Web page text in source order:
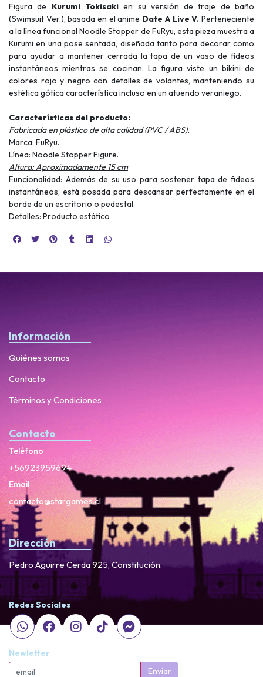
Figura de Kurumi Tokisakien su versión de traje de baño
(Swimsuit Ver.), basada en el anime Date A Live V. Perteneciente
a la línea funcional Noodle Stopper de FuRyu, esta pieza muestra a
Kurumi en una pose sentada, diseñada tanto para decorar como
para ayudar a mantener cerrada la tapa de un vaso de fideos
instantáneos mientras se cocinan. La figura viste un bikini de
colores rojo y negro con detalles de volantes, manteniendo su
estética gótica característica incluso en un atuendo veraniego.
Características del producto:
Fabricada en plástico de alta calidad (PVC / ABS).
Marca: FuRyu.
Línea: Noodle Stopper Figure.
Altura: Aproximadamente 15 cm
Funcionalidad: Además de su uso para sostener tapa de fideos
instantáneos, está posada para descansar perfectamente en el
borde de un escritorio o pedestal.
Detalles: Producto estático
Información
Quiénes somos
Contacto
Términos y Condiciones
Contacto
Teléfono
+56923959694
Email
contacto@stargames.cl
Dirección
Pedro Aguirre Cerda 925, Constitución.
Redes Sociales
Newletter
Enviar